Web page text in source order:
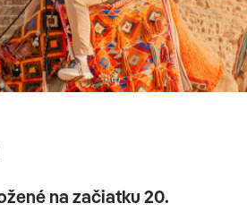
na začiatku 20.